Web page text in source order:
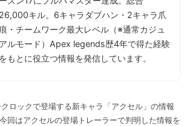
26,000キル。6キャラダブハン・2キャラ爪
・チームワーク最大レベル（※通常カジュ
アルモード）Apex legends歴4年で得た経験
をもとに役立つ情報を発信しています。
ロックで登場する新キャラ「アクセル」の情報
回はアクセルの登場トレーラーで判明した情報を